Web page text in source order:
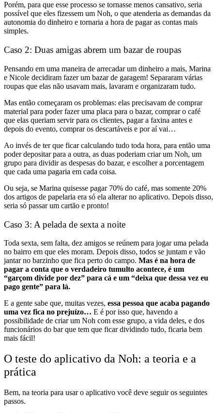
Porém, para que esse processo se tornasse menos cansativo, seria
possível que eles fizessem um Noh, o que atenderia as demandas da
autonomia do dinheiro e tornaria a hora de pagar as contas mais
simples.
Caso 2: Duas amigas abrem um bazar de roupas
Pensando em uma maneira de arrecadar um dinheiro a mais, Marina
e Nicole decidiram fazer um bazar de garagem! Separaram várias
roupas que elas não usavam mais, lavaram e organizaram tudo.
Mas então começaram os problemas: elas precisavam de comprar
material para poder fazer uma placa para o bazar, comprar o café
que elas queriam servir para os clientes, pagar a faxina antes e
depois do evento, comprar os descartáveis e por aí vai…
Ao invés de ter que ficar calculando tudo toda hora, para então uma
poder depositar para a outra, as duas poderiam criar um Noh, um
grupo para dividir as despesas do bazar, e escolher a porcentagem
que cada uma pagaria em cada coisa.
Ou seja, se Marina quisesse pagar 70% do café, mas somente 20%
dos artigos de papelaria era só ela alterar no aplicativo. Depois disso,
seria só passar um cartão e pronto!
Caso 3: A pelada de sexta a noite
Toda sexta, sem falta, dez amigos se reúnem para jogar uma pelada
no bairro em que eles moram. Depois disso, todos se juntam e vão
jantar no barzinho que fica perto do campo. Mas é na hora de
pagar a conta que o verdadeiro tumulto acontece, é um
“garçom divide por dez” para cá e um “deixa que dessa vez eu
pago gente” para lá.
E a gente sabe que, muitas vezes, essa pessoa que acaba pagando
uma vez fica no prejuízo… E é por isso que, havendo a
possibilidade de criar um Noh com esse grupo, a vida deles, e dos
funcionários do bar que tem que ficar dividindo tudo, ficaria bem
mais fácil!
O teste do aplicativo da Noh: a teoria e a
prática
Bem, na teoria para usar o aplicativo você deve seguir os seguintes
passos.